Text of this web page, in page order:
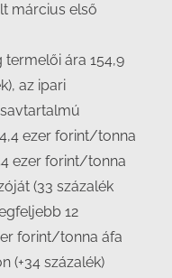
március első
ára 154,9
az ipari
ezer forint/tonna
ezer forint/tonna
(33 százalék
12
forint/tonna áfa
(+34 százalék)